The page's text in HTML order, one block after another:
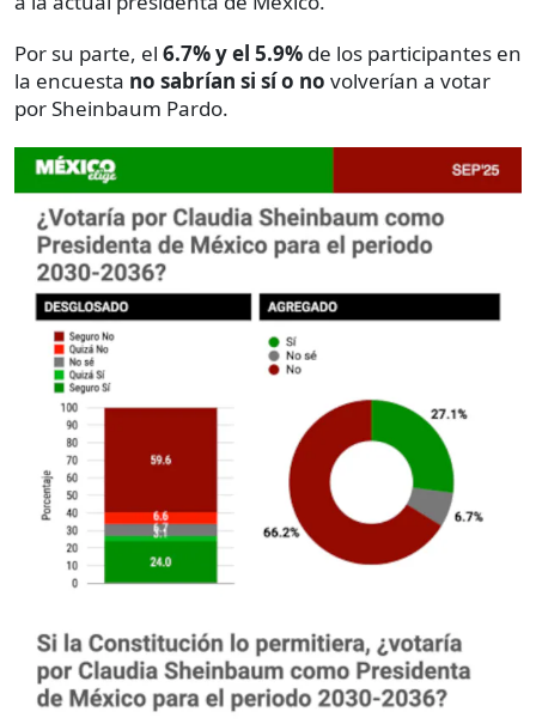
Por su parte, el 6.7% y el 5.9% de los participantes en
la encuesta no sabrían si sí o no volverían a votar
por Sheinbaum Pardo.